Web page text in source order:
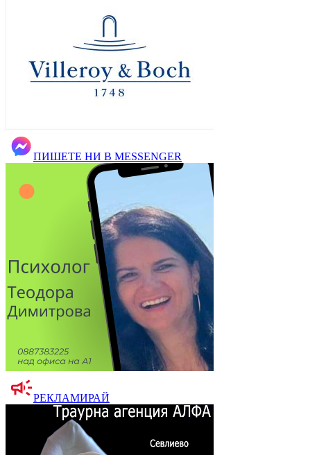
ПИШЕТЕ НИ В MESSENGER
РЕКЛАМИРАЙ